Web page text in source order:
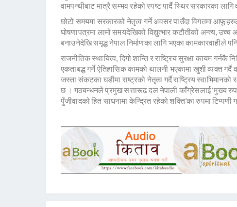
वामपन्थीबाट मात्रै सम्भव रहेको स्पष्ट पार्दै स्थिर सरकारका
छोटो समयमा सरकारको नेतृत्व गर्ने अवसर पाउँदा विगतमा
घोषणापत्रमा लामो समयदेखिको विद्युत्भार कटौतीको अन्त्य, उच्च
बनाउनेदेखि समृद्ध नेपाल निर्माणका लागि भएका
राजनीतिक स्थायित्व, दिगो शान्ति र राष्ट्रिय सुरक्षा कायम गर्नकै
एकताबद्ध गर्ने ऐतिहासिक कामको थालनी भएकामा खुशी व्यक्त
जस्ता संकटका घडीमा राष्ट्रको नेतृत्व गर्दै राष्ट्रिय
छ । गठबन्धनले प्रमुख सत्तारूढ दल नेपाली काँग्रेसलाई ‘मुख्य रुपमा
पुँजीवादको हित साधनामा केन्द्रित रहेको शक्ति’का रुपमा टिप्पणी